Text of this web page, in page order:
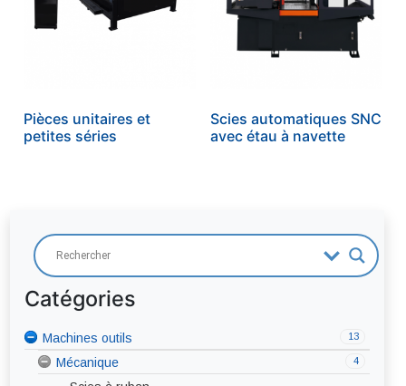
Catégories
Soudage
12
Procédés de soudage
Coupage plasma
6
Métaux d'apports
13
Machines outils 9
Tôlerie
Cisailles hydrauliques
4
Mécanique
Pièces unitaires et
petites séries
Scies automatiques SNC
avec étau à navette